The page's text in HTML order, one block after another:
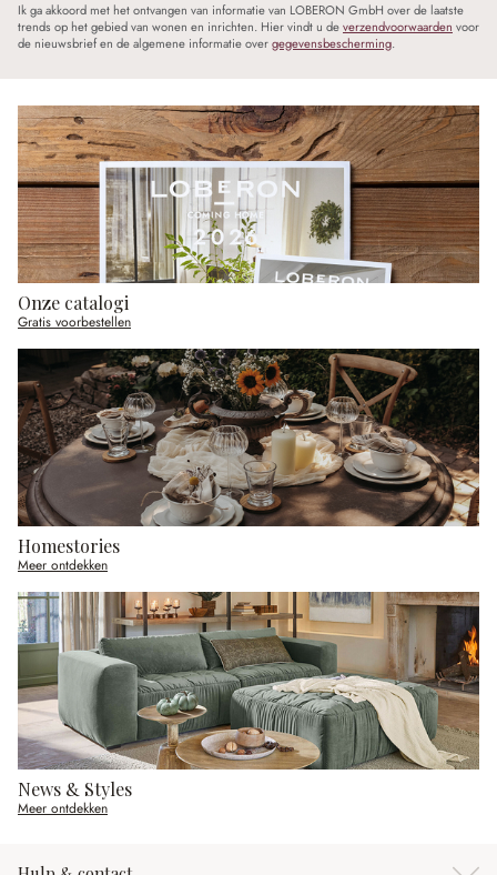
Ik ga akkoord met het ontvangen van informatie van LOBERON GmbH over de laatste
trends op het gebied van wonen en inrichten. Hier vindt u deverzendvoorwaarden voor
de nieuwsbrief en de algemene informatie overgegevensbescherming.
Onze catalogi
Gratis voorbestellen
Homestories
Meer ontdekken
News & Styles
Meer ontdekken